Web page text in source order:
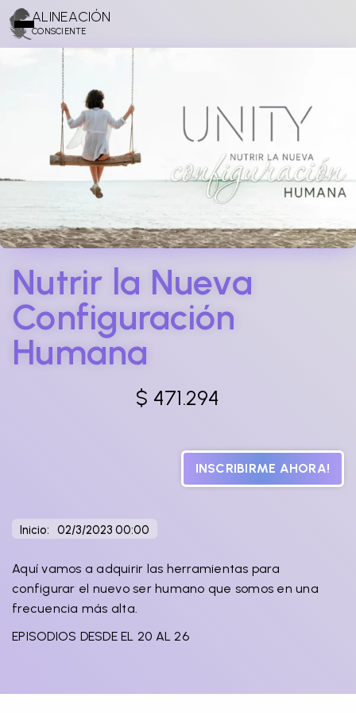
ALINEACIÓN
CONSCIENTE
Nutrir la Nueva
Configuración
Humana
$ 471.294
INSCRIBIRME AHORA!
Inicio: 02/3/2023 00:00
Aquí vamos a adquirir las herramientas para
configurar el nuevo ser humano que somos en una
frecuencia más alta.
EPISODIOS DESDE EL 20 AL 26